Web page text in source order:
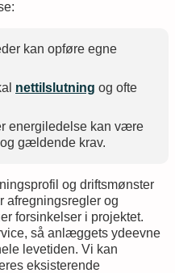
kan opføre egne
nettilslutning og ofte
energiledelse kan være
gældende krav.
og driftsmønster
afregningsregler og
forsinkelser i projektet.
så anlæggets ydeevne
levetiden. Vi kan
eksisterende